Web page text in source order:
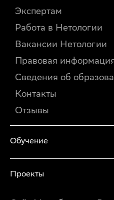
Экспертам
Работа в Нетологии
Вакансии Нетологии
Правовая
Сведения об
Контакты
Отзывы
Обучение
Проекты